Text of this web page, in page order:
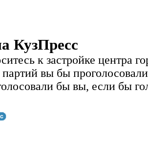
КузПресс
к застройке центра
вы бы
бы вы, если бы